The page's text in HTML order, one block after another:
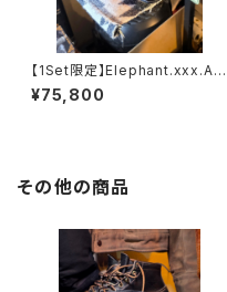
【1Set限定】Elephant.xxx.As
h'Gray-Black.Edition// JAC
K.RIDE.SSW
¥75,800
その他の商品